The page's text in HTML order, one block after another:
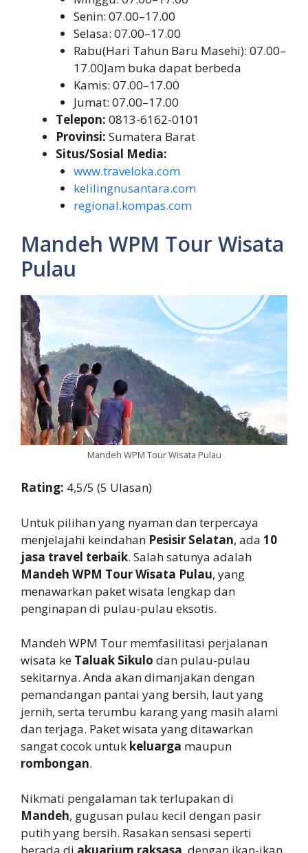
Senin: 07.00–17.00
Selasa: 07.00–17.00
Rabu(Hari Tahun Baru Masehi): 07.00–
17.00Jam buka dapat berbeda
Kamis: 07.00–17.00
Jumat: 07.00–17.00
Telepon: 0813-6162-0101
Provinsi: Sumatera Barat
Situs/Sosial Media:
www.traveloka.com
kelilingnusantara.com
regional.kompas.com
Mandeh WPM Tour Wisata
Pulau
Mandeh WPM Tour Wisata Pulau
Rating: 4,5/5 (5 Ulasan)
Untuk pilihan yang nyaman dan terpercaya
menjelajahi keindahan Pesisir Selatan, ada 10
jasa travel terbaik. Salah satunya adalah
Mandeh WPM Tour Wisata Pulau, yang
menawarkan paket wisata lengkap dan
penginapan di pulau-pulau eksotis.
Mandeh WPM Tour memfasilitasi perjalanan
wisata ke Taluak Sikulo dan pulau-pulau
sekitarnya. Anda akan dimanjakan dengan
pemandangan pantai yang bersih, laut yang
jernih, serta terumbu karang yang masih alami
dan terjaga. Paket wisata yang ditawarkan
sangat cocok untuk keluarga maupun
rombongan.
Nikmati pengalaman tak terlupakan di
Mandeh, gugusan pulau kecil dengan pasir
putih yang bersih. Rasakan sensasi seperti